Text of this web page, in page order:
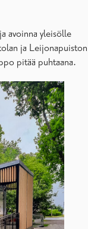
avoinna yleisölle
ja Leijonapuiston
pitää puhtaana.